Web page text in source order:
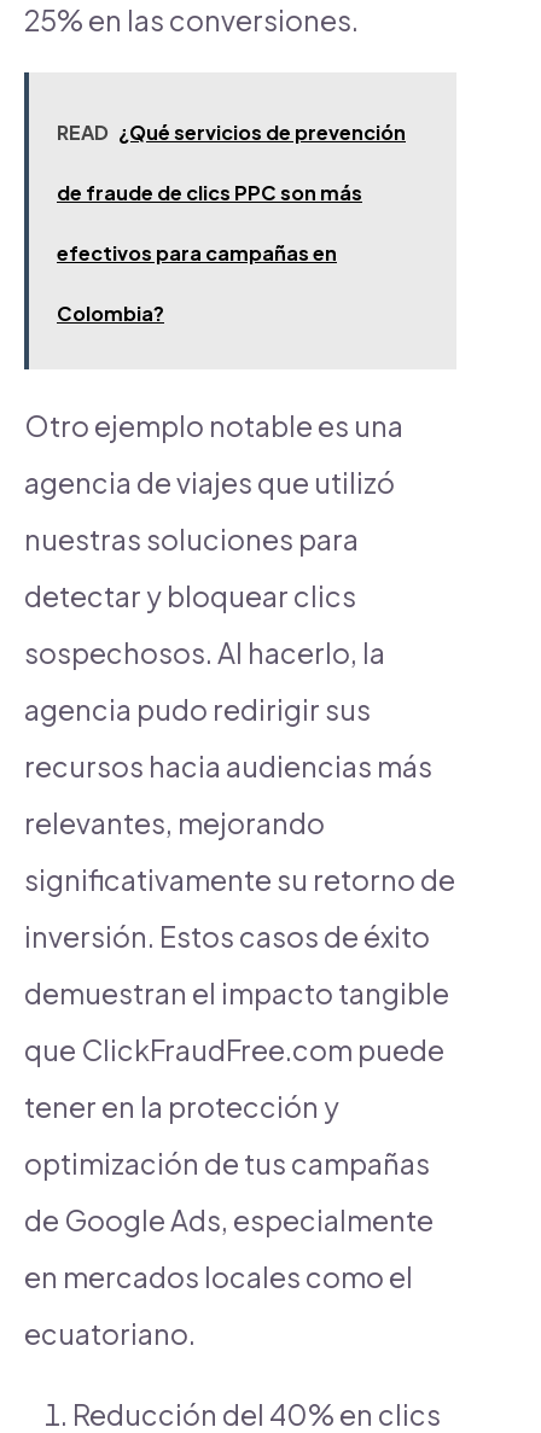
25% en las conversiones.
READ ¿Qué servicios de prevención
de fraude de clics PPC son más
efectivos para campañas en
Colombia?
Otro ejemplo notable es una
agencia de viajes que utilizó
nuestras soluciones para
detectar y bloquear clics
sospechosos. Al hacerlo, la
agencia pudo redirigir sus
recursos hacia audiencias más
relevantes, mejorando
significativamente su retorno de
inversión. Estos casos de éxito
demuestran el impacto tangible
que ClickFraudFree.com puede
tener en la protección y
optimización de tus campañas
de Google Ads, especialmente
en mercados locales como el
ecuatoriano.
Reducción del 40% en clics